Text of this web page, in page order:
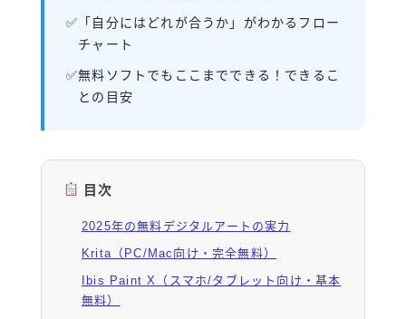
「自分にはどれが合うか」がわかるフロー
チャート
無料ソフトでもここまでできる！できるこ
との目安
目次
2025年の無料デジタルアートの実力
Krita（PC/Mac向け・完全無料）
Ibis Paint X（スマホ/タブレット向け・基本
無料）